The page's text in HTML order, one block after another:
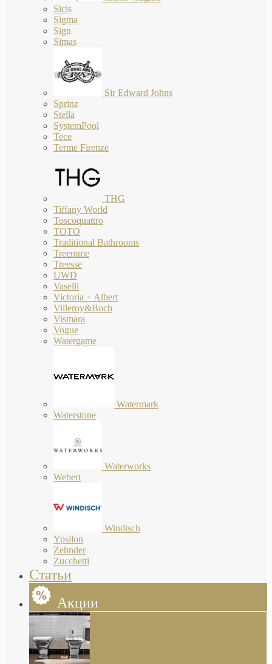
Sicis
Sigma
Sign
Simas
Sir Edward Johns
Sprinz
Stella
SystemPool
Tece
Terme Firenze
THG
Tiffany World
Toscoquattro
TOTO
Traditional Bathrooms
Treemme
Treesse
UWD
Vaselli
Victoria + Albert
Villeroy&Boch
Vismara
Vogue
Watergame
Watermark
Waterstone
Waterworks
Webert
Windisch
Ypsilon
Zehnder
Zucchetti
Статьи
Акции